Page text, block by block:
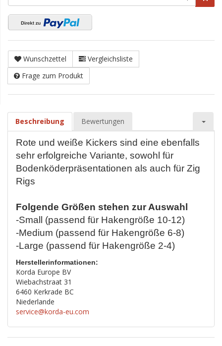
Wunschzettel
Vergleichsliste
Frage zum Produkt
Beschreibung Bewertungen
Rote und weiße Kickers sind eine ebenfalls
sehr erfolgreiche Variante, sowohl für
Bodenköderpräsentationen als auch für Zig
Rigs
Folgende Größen stehen zur Auswahl
-Small (passend für Hakengröße 10-12)
-Medium (passend für Hakengröße 6-8)
-Large (passend für Hakengröße 2-4)
Herstellerinformationen:
Korda Europe BV
Wiebachstraat 31
6460 Kerkrade BC
Niederlande
service@korda-eu.com